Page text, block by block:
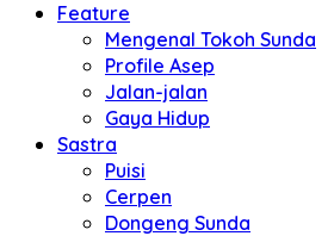
Feature
Mengenal Tokoh Sunda
Profile Asep
Jalan-jalan
Gaya Hidup
Sastra
Puisi
Cerpen
Dongeng Sunda